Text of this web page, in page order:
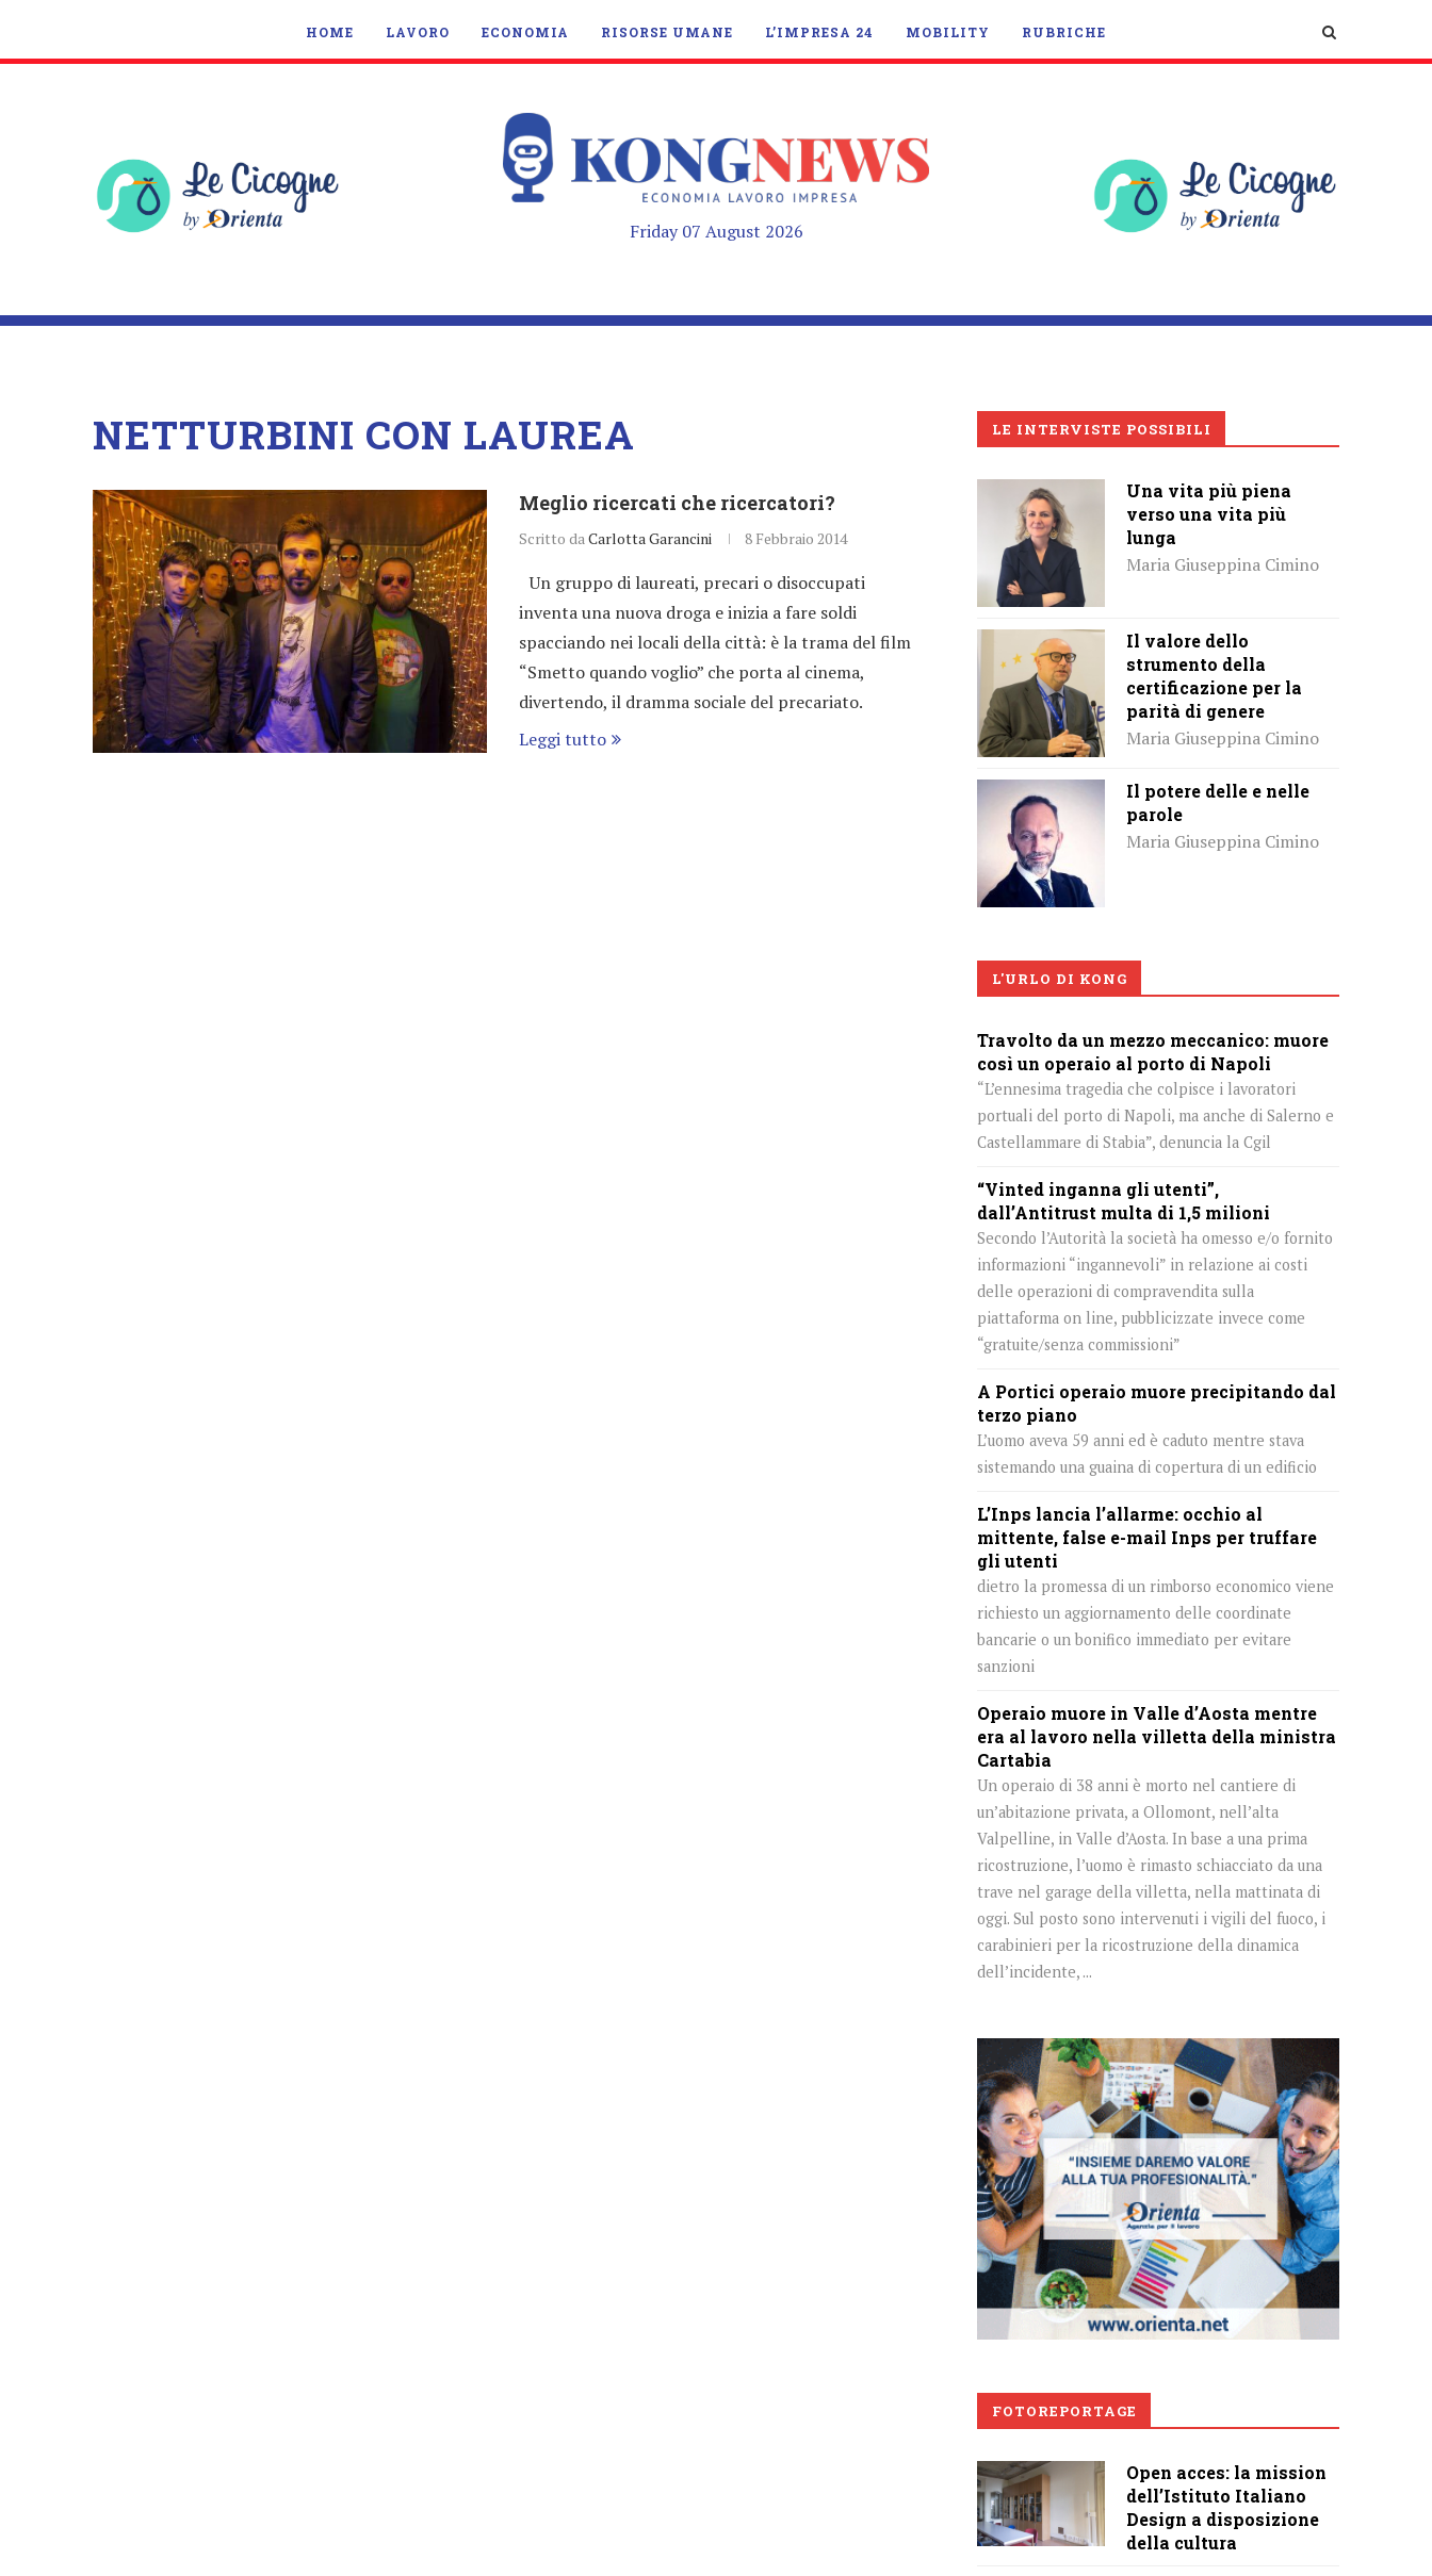
HOME LAVORO ECONOMIA RISORSE UMANE L’IMPRESA 24 MOBILITY RUBRICHE
Friday 07 August 2026
NETTURBINI CON LAUREA
Meglio ricercati che ricercatori?
Scritto daCarlotta Garancini 8 Febbraio 2014
Un gruppo di laureati, precari o disoccupati
inventa una nuova droga e inizia a fare soldi
spacciando nei locali della città: è la trama del film
“Smetto quando voglio” che porta al cinema,
divertendo, il dramma sociale del precariato.
Leggi tutto
LE INTERVISTE POSSIBILI
Una vita più piena
verso una vita più
lunga
Maria Giuseppina Cimino
Il valore dello
strumento della
certificazione per la
parità di genere
Maria Giuseppina Cimino
Il potere delle e nelle
parole
Maria Giuseppina Cimino
L'URLO DI KONG
Travolto da un mezzo meccanico: muore
così un operaio al porto di Napoli
“L’ennesima tragedia che colpisce i lavoratori
portuali del porto di Napoli, ma anche di Salerno e
Castellammare di Stabia”, denuncia la Cgil
“Vinted inganna gli utenti”,
dall’Antitrust multa di 1,5 milioni
Secondo l’Autorità la società ha omesso e/o fornito
informazioni “ingannevoli” in relazione ai costi
delle operazioni di compravendita sulla
piattaforma on line, pubblicizzate invece come
“gratuite/senza commissioni”
A Portici operaio muore precipitando dal
terzo piano
L’uomo aveva 59 anni ed è caduto mentre stava
sistemando una guaina di copertura di un edificio
L’Inps lancia l’allarme: occhio al
mittente, false e-mail Inps per truffare
gli utenti
dietro la promessa di un rimborso economico viene
richiesto un aggiornamento delle coordinate
bancarie o un bonifico immediato per evitare
sanzioni
Operaio muore in Valle d’Aosta mentre
era al lavoro nella villetta della ministra
Cartabia
Un operaio di 38 anni è morto nel cantiere di
un’abitazione privata, a Ollomont, nell’alta
Valpelline, in Valle d’Aosta. In base a una prima
ricostruzione, l’uomo è rimasto schiacciato da una
trave nel garage della villetta, nella mattinata di
oggi. Sul posto sono intervenuti i vigili del fuoco, i
carabinieri per la ricostruzione della dinamica
dell’incidente, ...
FOTOREPORTAGE
Open acces: la mission
dell’Istituto Italiano
Design a disposizione
della cultura